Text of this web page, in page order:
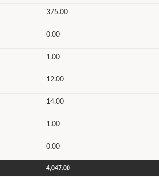
375.00
0.00
1.00
12.00
14.00
1.00
0.00
4,047.00